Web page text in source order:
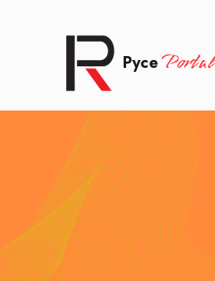
Русе Portal